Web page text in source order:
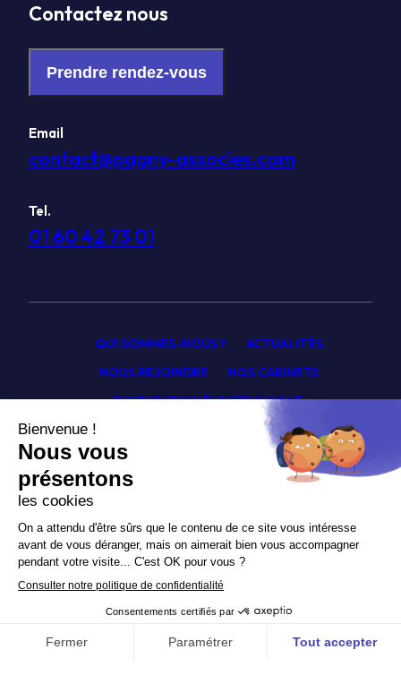
Contactez nous
Prendre rendez-vous
Email
contact@pagny-associes.com
Tel.
01 60 42 73 01
QUI SOMMES-NOUS ?
ACTUALITÉS
NOUS REJOINDRE
NOS CABINETS
FACTURATION ÉLECTRONIQUE
GLOSSAIRE
SIMULATEURS
CONTACT
Facebook
Newsletter